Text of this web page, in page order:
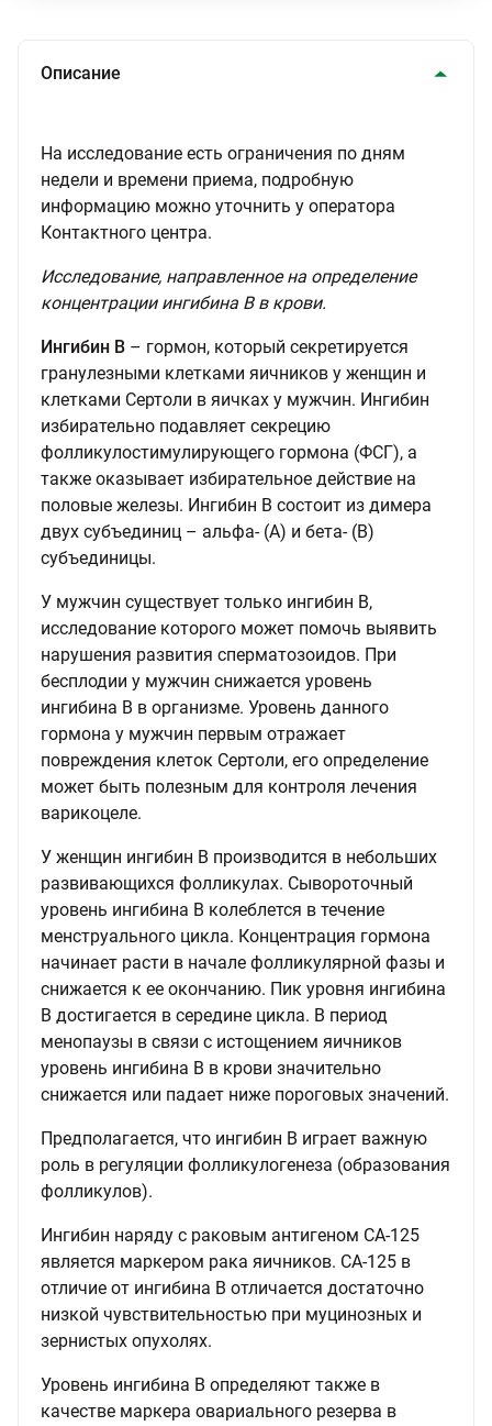
Описание
На исследование есть ограничения по дням
недели и времени приема, подробную
информацию можно уточнить у оператора
Контактного центра.
Исследование, направленное на определение
концентрации ингибина В в крови.
Ингибин В – гормон, который секретируется
гранулезными клетками яичников у женщин и
клетками Сертоли в яичках у мужчин. Ингибин
избирательно подавляет секрецию
фолликулостимулирующего гормона (ФСГ), а
также оказывает избирательное действие на
половые железы. Ингибин В состоит из димера
двух субъединиц – альфа- (А) и бета- (В)
субъединицы.
У мужчин существует только ингибин В,
исследование которого может помочь выявить
нарушения развития сперматозоидов. При
бесплодии у мужчин снижается уровень
ингибина В в организме. Уровень данного
гормона у мужчин первым отражает
повреждения клеток Сертоли, его определение
может быть полезным для контроля лечения
варикоцеле.
У женщин ингибин В производится в небольших
развивающихся фолликулах. Сывороточный
уровень ингибина В колеблется в течение
менструального цикла. Концентрация гормона
начинает расти в начале фолликулярной фазы и
снижается к ее окончанию. Пик уровня ингибина
В достигается в середине цикла. В период
менопаузы в связи с истощением яичников
уровень ингибина В в крови значительно
снижается или падает ниже пороговых значений.
Предполагается, что ингибин В играет важную
роль в регуляции фолликулогенеза (образования
фолликулов).
Ингибин наряду с раковым антигеном CA-125
является маркером рака яичников. CA-125 в
отличие от ингибина В отличается достаточно
низкой чувствительностью при муцинозных и
зернистых опухолях.
Уровень ингибина В определяют также в
качестве маркера овариального резерва в